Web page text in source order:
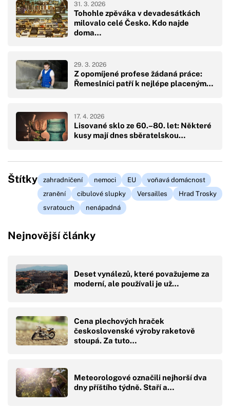
Tohohle zpěváka v devadesátkách
milovalo celé Česko. Kdo najde
doma…
31. 3. 2026
Z opomíjené profese žádaná práce:
Řemeslníci patří k nejlépe placeným…
29. 3. 2026
Lisované sklo ze 60.–80. let: Některé
kusy mají dnes sběratelskou…
17. 4. 2026
Štítky zahradničení nemoci EU
voňavá domácnost
zranění
cibulové slupky Versailles
Hrad Trosky
svratouch
nenápadná
Nejnovější články
Deset vynálezů, které považujeme za
moderní, ale používali je už…
Cena plechových hraček
československé výroby raketově
stoupá. Za tuto…
Meteorologové označili nejhorší dva
dny příštího týdně. Staří a…